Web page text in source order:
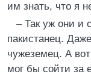
им знать, что я
– Так уж они и
пакистанец.
чужеземец. А
мог бы сойти за